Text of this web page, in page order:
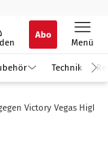
Abo
Menü
Technik
Victory Vegas High